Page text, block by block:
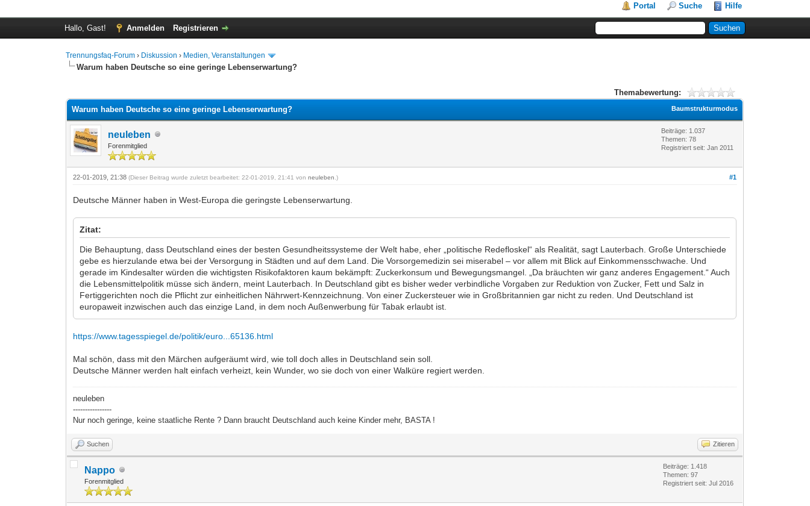
Portal Suche Hilfe
Hallo, Gast! Anmelden Registrieren
Trennungsfaq-Forum › Diskussion › Medien, Veranstaltungen
Warum haben Deutsche so eine geringe Lebenserwartung?
Themabewertung:
Baumstrukturmodus
Warum haben Deutsche so eine geringe Lebenserwartung?
neuleben
Forenmitglied
Beiträge: 1.037
Themen: 78
Registriert seit: Jan 2011
#1
22-01-2019, 21:38(Dieser Beitrag wurde zuletzt bearbeitet: 22-01-2019, 21:41 vonneuleben .)
Deutsche Männer haben in West-Europa die geringste Lebenserwartung.
Zitat:
Die Behauptung, dass Deutschland eines der besten Gesundheitssysteme der Welt habe, eher „politische Redefloskel“ als Realität, sagt Lauterbach. Große Unterschiede
gebe es hierzulande etwa bei der Versorgung in Städten und auf dem Land. Die Vorsorgemedizin sei miserabel – vor allem mit Blick auf Einkommensschwache. Und
gerade im Kindesalter würden die wichtigsten Risikofaktoren kaum bekämpft: Zuckerkonsum und Bewegungsmangel. „Da bräuchten wir ganz anderes Engagement.“ Auch
die Lebensmittelpolitik müsse sich ändern, meint Lauterbach. In Deutschland gibt es bisher weder verbindliche Vorgaben zur Reduktion von Zucker, Fett und Salz in
Fertiggerichten noch die Pflicht zur einheitlichen Nährwert-Kennzeichnung. Von einer Zuckersteuer wie in Großbritannien gar nicht zu reden. Und Deutschland ist
europaweit inzwischen auch das einzige Land, in dem noch Außenwerbung für Tabak erlaubt ist.
https://www.tagesspiegel.de/politik/euro...65136.html
Mal schön, dass mit den Märchen aufgeräumt wird, wie toll doch alles in Deutschland sein soll.
Deutsche Männer werden halt einfach verheizt, kein Wunder, wo sie doch von einer Walküre regiert werden.
neuleben
----------------
Nur noch geringe, keine staatliche Rente ? Dann braucht Deutschland auch keine Kinder mehr, BASTA !
Suchen Zitieren
Nappo
Forenmitglied
Beiträge: 1.418
Themen: 97
Registriert seit: Jul 2016